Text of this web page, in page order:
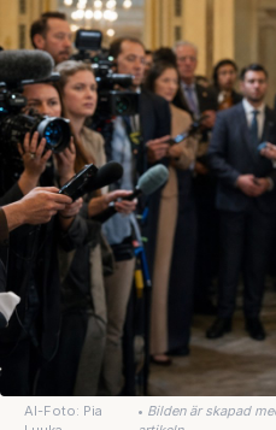
AI-Foto: Pia
• Bilden är skapad